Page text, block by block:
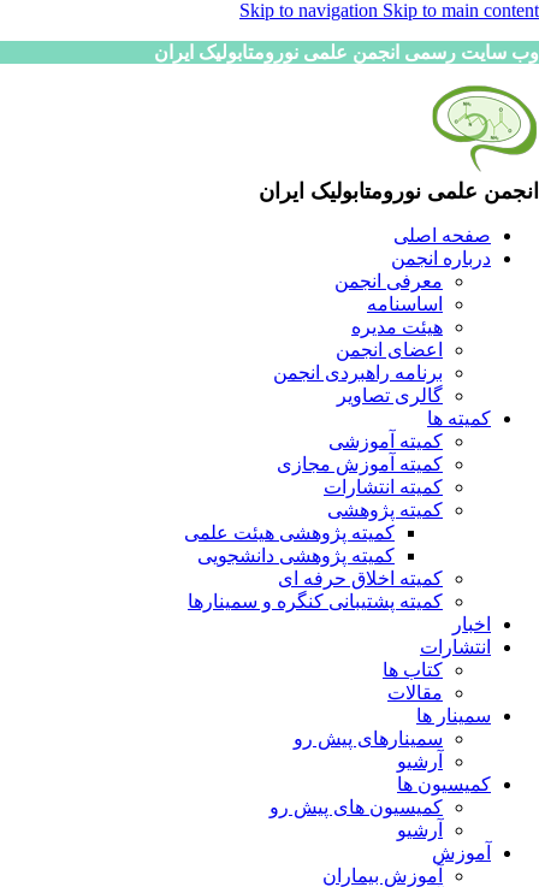
Skip to navigation Skip to main content
وب سایت رسمی انجمن علمی نورومتابولیک ایران
انجمن علمی نورومتابولیک ایران
صفحه اصلی
درباره انجمن
معرفی انجمن
اساسنامه
هیئت مدیره
اعضای انجمن
برنامه راهبردی انجمن
گالری تصاویر
کمیته ها
کمیته آموزشی
کمیته آموزش مجازی
کمیته انتشارات
کمیته پژوهشی
کمیته پژوهشی هیئت علمی
کمیته پژوهشی دانشجویی
کمیته اخلاق حرفه ای
کمیته پشتیبانی کنگره و سمینارها
اخبار
انتشارات
کتاب ها
مقالات
سمینار ها
سمینارهای پیش رو
آرشیو
کمیسیون ها
کمیسیون های پیش رو
آرشیو
آموزش
آموزش بیماران